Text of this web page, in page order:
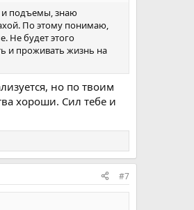
и подъемы, знаю
По этому понимаю,
Не будет этого
и проживать жизнь на
но по твоим
хороши. Сил тебе и
#7